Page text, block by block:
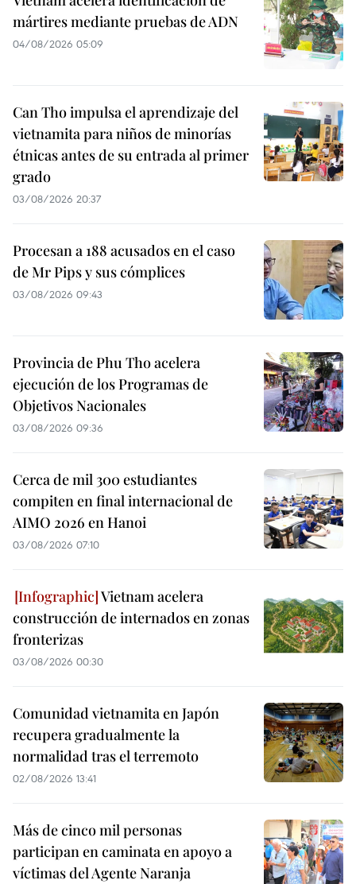
mártires mediante pruebas de ADN
04/08/2026 05:09
Can Tho impulsa el aprendizaje del
vietnamita para niños de minorías
étnicas antes de su entrada al primer
grado
03/08/2026 20:37
Procesan a 188 acusados en el caso
de Mr Pips y sus cómplices
03/08/2026 09:43
Provincia de Phu Tho acelera
ejecución de los Programas de
Objetivos Nacionales
03/08/2026 09:36
Cerca de mil 300 estudiantes
compiten en final internacional de
AIMO 2026 en Hanoi
03/08/2026 07:10
Vietnam acelera
construcción de internados en zonas
fronterizas
03/08/2026 00:30
Comunidad vietnamita en Japón
recupera gradualmente la
normalidad tras el terremoto
02/08/2026 13:41
Más de cinco mil personas
participan en caminata en apoyo a
víctimas del Agente Naranja